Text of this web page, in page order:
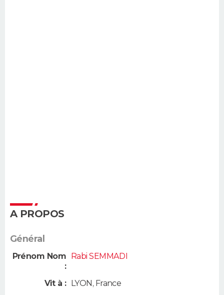
A PROPOS
Général
Prénom Nom
:
Rabi SEMMADI
Vit à : LYON, France